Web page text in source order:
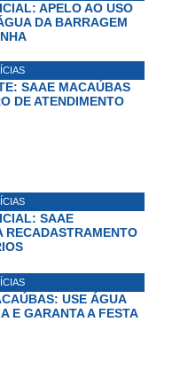
APELO AO USO
DA BARRAGEM
SAAE MACAÚBAS
DE ATENDIMENTO
SAAE
RECADASTRAMENTO
USE ÁGUA
E GARANTA A FESTA